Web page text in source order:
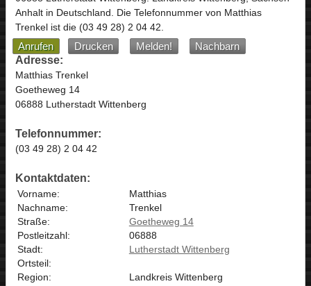
Anhaltin Deutschland. Die Telefonnummer von Matthias
Trenkel ist die (03 49 28) 2 04 42.
Anrufen Drucken Melden!
Nachbarn
Adresse:
Matthias Trenkel
Goetheweg 14
06888 Lutherstadt Wittenberg
Telefonnummer:
(03 49 28) 2 04 42
Kontaktdaten:
Vorname:
Matthias
Nachname:
Trenkel
Straße:
Goetheweg 14
Postleitzahl:
06888
Stadt:
Lutherstadt Wittenberg
Ortsteil:
Region:
Landkreis Wittenberg